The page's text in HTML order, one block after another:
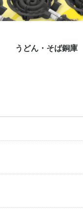
うどん・そば銅庫